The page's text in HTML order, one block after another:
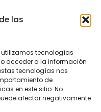
las
utilizamos tecnologías
acceder a la información
tecnologías nos
de
en este sitio. No
afectar negativamente